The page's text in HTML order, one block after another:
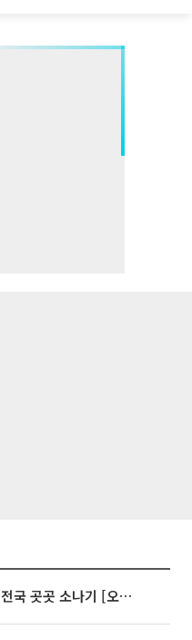
35도 안팎 무더위 이어져…전국 곳곳 소나기 [오늘 날씨]